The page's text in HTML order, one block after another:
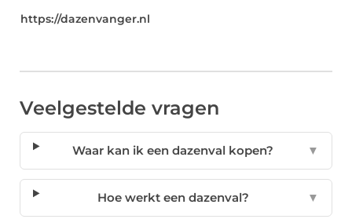
https://dazenvanger.nl
Veelgestelde vragen
Waar kan ik een dazenval kopen? ▼
Hoe werkt een dazenval? ▼